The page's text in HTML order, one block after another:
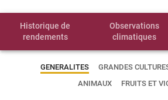
Historique de
rendements
Observations
climatiques
GENERALITES GRANDES
ANIMAUX
FRUITS ET